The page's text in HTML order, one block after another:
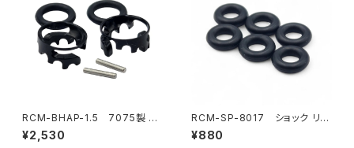
RCM-BHAP-1.5 7075製 ウ
ルトラライトボディハイトアジャ
スター6mmポスト-1.5mmピン
¥2,530
RCM-SP-8017 ショック リミ
ッターOリング （6）SP1-F用（オ
プション）
¥880